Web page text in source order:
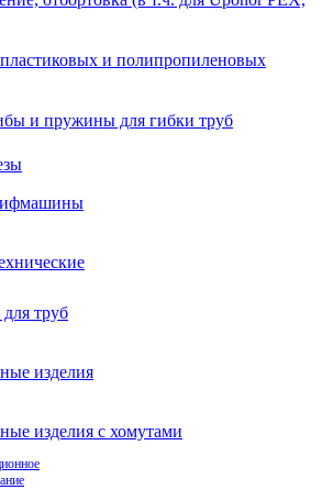
и полипропиленовых
и пружины для гибки труб
труб
изделия
изделия с хомутами